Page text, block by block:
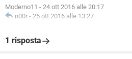
Moderno11 - 24 ott 2016 alle 20:17
n00r - 25 ott 2016 alle 13:27
1 risposta